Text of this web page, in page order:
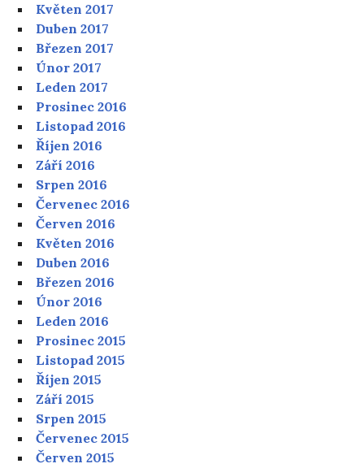
Květen 2017
Duben 2017
Březen 2017
Únor 2017
Leden 2017
Prosinec 2016
Listopad 2016
Říjen 2016
Září 2016
Srpen 2016
Červenec 2016
Červen 2016
Květen 2016
Duben 2016
Březen 2016
Únor 2016
Leden 2016
Prosinec 2015
Listopad 2015
Říjen 2015
Září 2015
Srpen 2015
Červenec 2015
Červen 2015